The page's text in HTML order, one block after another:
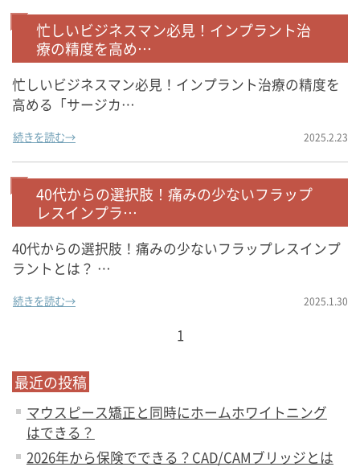
忙しいビジネスマン必見！インプラント治
療の精度を高め…
忙しいビジネスマン必見！インプラント治療の精度を
高める「サージカ…
続きを読む→ 2025.2.23
40代からの選択肢！痛みの少ないフラップ
レスインプラ…
40代からの選択肢！痛みの少ないフラップレスインプ
ラントとは？ …
続きを読む→ 2025.1.30
1
最近の投稿
マウスピース矯正と同時にホームホワイトニング
はできる？
2026年から保険でできる？CAD/CAMブリッジとは